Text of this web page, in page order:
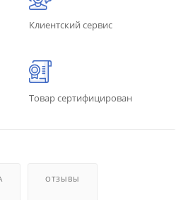
Клиентский сервис
Товар сертифицирован
ОТЗЫВЫ